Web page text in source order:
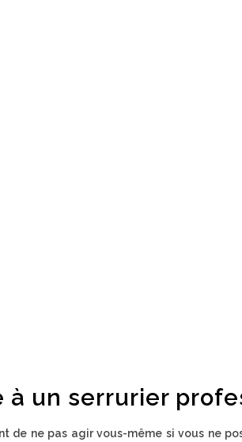
à un serrurier
de ne pas agir vous-même si vous ne